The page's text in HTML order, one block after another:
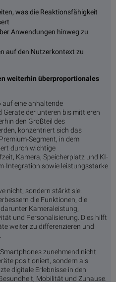
was die Reaktionsfähigkeit
Anwendungen hinweg zu
auf den Nutzerkontext zu
weiterhin überproportionales
auf eine anhaltende
der unteren bis mittleren
den Großteil des
konzentriert sich das
Segment, in dem
durch wichtige
Kamera, Speicherplatz und KI-
Integration sowie leistungsstarke
nicht, sondern stärkt sie.
die Funktionen, die
Kameraleistung,
und Personalisierung. Dies hilft
weiter zu differenzieren und
zunehmend nicht
positioniert, sondern als
digitale Erlebnisse in den
Mobilität und Zuhause.